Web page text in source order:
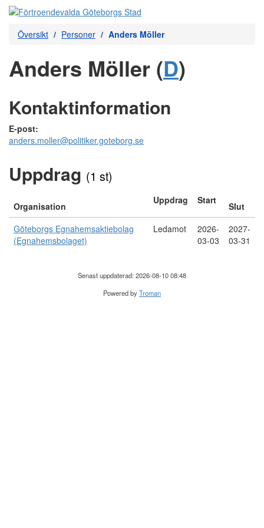
Översikt Personer Anders Möller
Anders Möller (D)
Kontaktinformation
E-post:
anders.moller@politiker.goteborg.se
Uppdrag (1 st)
Organisation
Uppdrag Start
Slut
Göteborgs Egnahemsaktiebolag
(Egnahemsbolaget)
Ledamot
2026-
03-03
2027-
03-31
Senast uppdaterad: 2026-08-10 08:48
Powered byTroman